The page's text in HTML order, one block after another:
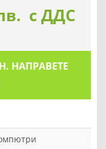
с ДДС
НАПРАВЕТЕ